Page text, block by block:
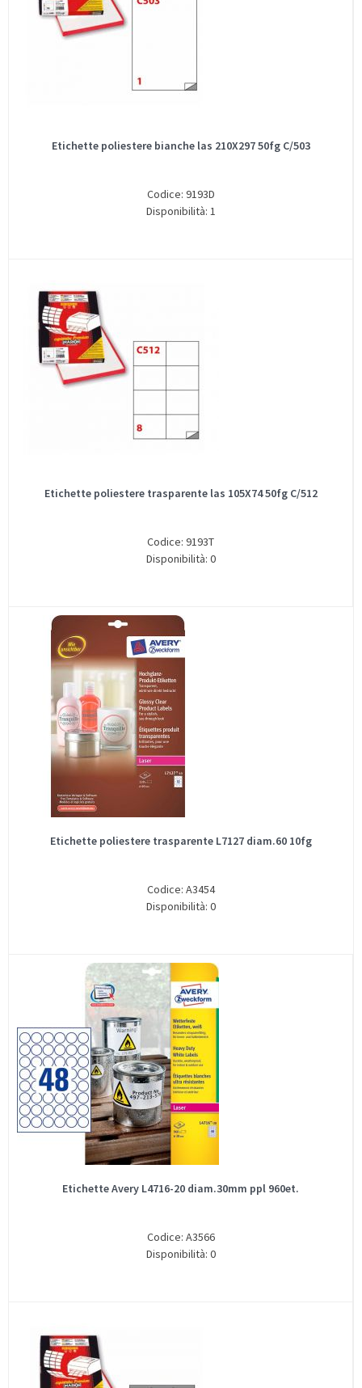
Etichette poliestere bianche las 210X297 50fg C/503
Codice: 9193D
Disponibilità: 1
Etichette poliestere trasparente las 105X74 50fg C/512
Codice: 9193T
Disponibilità: 0
Etichette poliestere trasparente L7127 diam.60 10fg
Codice: A3454
Disponibilità: 0
Etichette Avery L4716-20 diam.30mm ppl 960et.
Codice: A3566
Disponibilità: 0